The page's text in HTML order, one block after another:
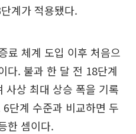
계가 적용됐다.
료 체계 도입 이후 처음으
다. 불과 한 달 전 18단계
사상 최대 상승 폭을 기록
단계 수준과 비교하면 두
한 셈이다.